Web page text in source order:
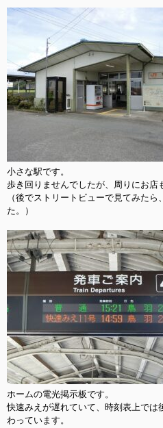
小さな駅です。
歩き回りませんでしたが、周りにお店
（後でストリートビューで見てみた
た。）
ホームの電光掲示板です。
快速みえが遅れていて、時刻表上では
わっています。